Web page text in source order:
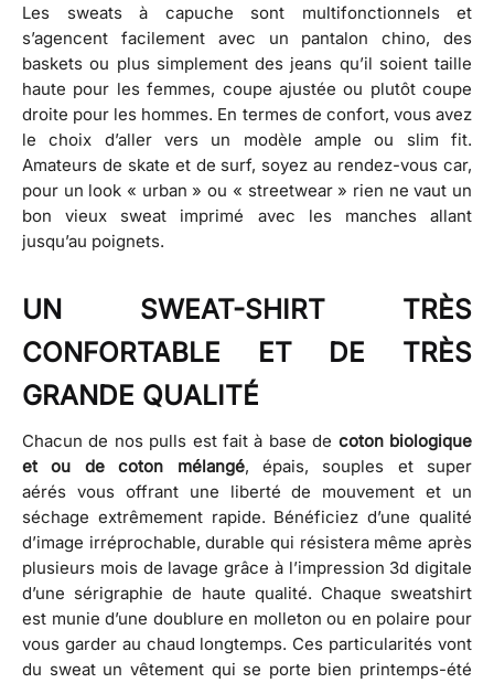
Les sweats à capuche sont multifonctionnels et
s’agencent facilement avec un pantalon chino, des
baskets ou plus simplement des jeans qu’il soient taille
haute pour les femmes, coupe ajustée ou plutôt coupe
droite pour les hommes. En termes de confort, vous avez
le choix d’aller vers un modèle ample ou slim fit.
Amateurs de skate et de surf, soyez au rendez-vous car,
pour un look « urban » ou « streetwear » rien ne vaut un
bon vieux sweat imprimé avec les manches allant
jusqu’au poignets.
UN SWEAT-SHIRT TRÈS
CONFORTABLE ET DE TRÈS
GRANDE QUALITÉ
Chacun de nos pulls est fait à base de coton biologique
et ou de coton mélangé, épais, souples et super
aérés vous offrant une liberté de mouvement et un
séchage extrêmement rapide. Bénéficiez d’une qualité
d’image irréprochable, durable qui résistera même après
plusieurs mois de lavage grâce à l’impression 3d digitale
d’une sérigraphie de haute qualité. Chaque sweatshirt
est munie d’une doublure en molleton ou en polaire pour
vous garder au chaud longtemps. Ces particularités vont
du sweat un vêtement qui se porte bien printemps-été